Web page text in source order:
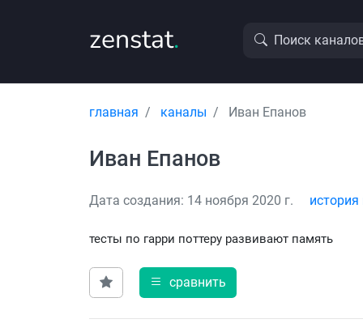
zenstat. Поиск
главная каналы Иван Епанов
Иван Епанов
Дата создания: 14 ноября 2020 г. история
тесты по гарри поттеру развивают память
сравнить